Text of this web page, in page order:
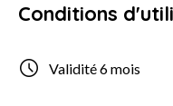
Conditions
Validité 6 mois